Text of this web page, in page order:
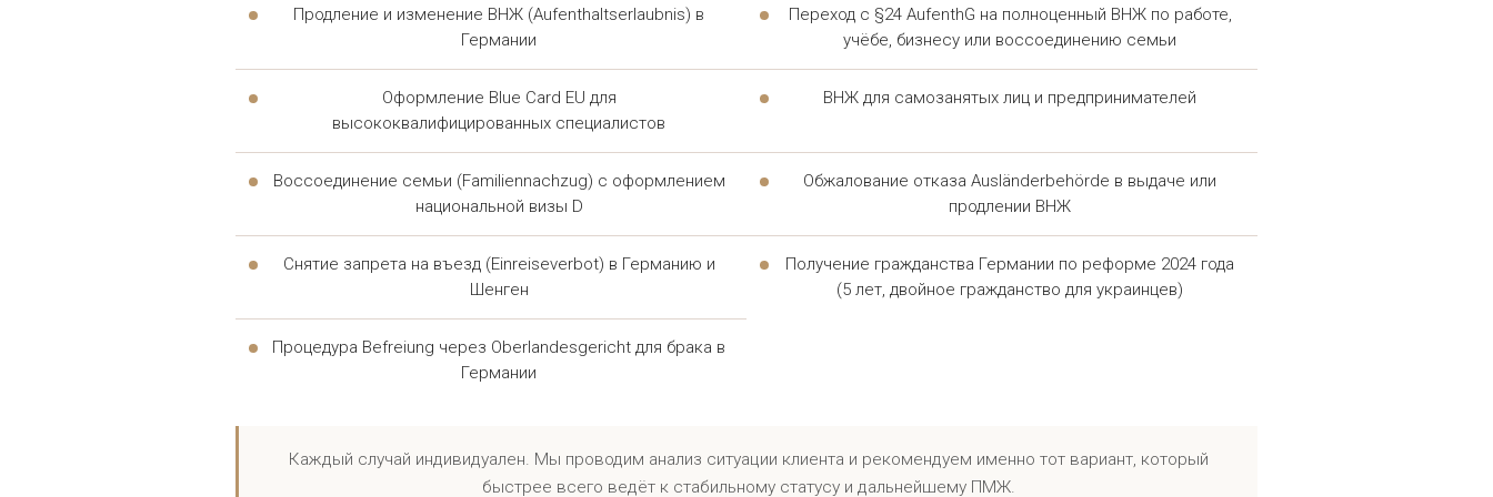
Каждый украинский клиент получает индивидуальную стратегию защиты своих прав. Стоимость и объём
МИГРАЦИОННЫЙ ЮРИСТ В ГЕРМАНИИ — ПОМОЩЬ
С ДОКУМЕНТАМИ И СТАТУСОМ
воссоединение семьи. Такие услуги адвокат оказывает на каждом этапе — от подачи заявления до решения
ведомства, а при необходимости обжалует отказ. Перечень услуг адвоката в таких делах уточняется индивидуально,
в зависимости от статуса клиента.
оформление статуса временной защиты и вида на жительство;
Продление и изменение ВНЖ (Aufenthaltserlaubnis) в
Германии
Переход с §24 AufenthG на полноценный ВНЖ по работе,
учёбе, бизнесу или воссоединению семьи
Оформление Blue Card EU для
высококвалифицированных специалистов
ВНЖ для самозанятых лиц и предпринимателей
Воссоединение семьи (Familiennachzug) с оформлением
национальной визы D
Обжалование отказа Ausländerbehörde в выдаче или
продлении ВНЖ
Снятие запрета на въезд (Einreiseverbot) в Германию и
Шенген
Получение гражданства Германии по реформе 2024 года
(5 лет, двойное гражданство для украинцев)
Процедура Befreiung через Oberlandesgericht для брака в
Германии
Каждый случай индивидуален. Мы проводим анализ ситуации клиента и рекомендуем именно тот вариант, который
быстрее всего ведёт к стабильному статусу и дальнейшему ПМЖ.